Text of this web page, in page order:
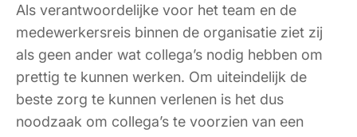
Als verantwoordelijke voor het team en de
medewerkersreis binnen de organisatie ziet zij
als geen ander wat collega’s nodig hebben om
prettig te kunnen werken. Om uiteindelijk de
beste zorg te kunnen verlenen is het dus
noodzaak om collega’s te voorzien van een